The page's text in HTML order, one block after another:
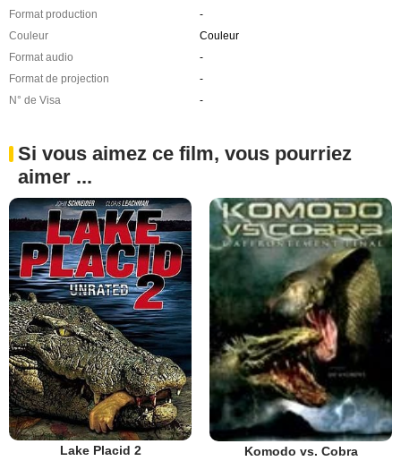
Format production
-
Couleur
Couleur
Format audio
-
Format de projection
-
N° de Visa
-
Si vous aimez ce film, vous pourriez
aimer ...
Lake Placid 2 Komodo vs. Cobra